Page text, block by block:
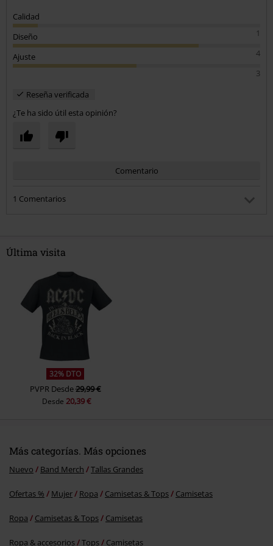
Calidad
1
Diseño
4
Ajuste
3
Reseña verificada
¿Te ha sido útil esta opinión?
Comentario
Enviar comentario
1 Comentarios
tienen productos dé calidad,...hoy mismo me llegó un
¿Te ha resultado útil este comentario?
Última visita
32% DTO
PVPR Desde29,99 €
Desde 20,39 €
Más categorías. Más opciones
Nuevo Band Merch Tallas Grandes
Ofertas % Mujer Ropa Camisetas & Tops Camisetas
Ropa Camisetas & Tops Camisetas
Ropa & accesorios Tops Camisetas